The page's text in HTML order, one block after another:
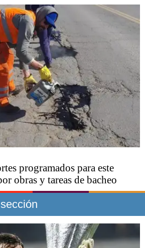
programados para este
obras y tareas de bacheo